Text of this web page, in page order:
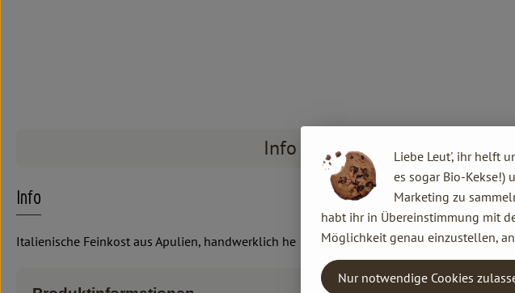
Info
Info
Italienische Feinkost aus Apulien, handwerklich he
Liebe Leut', ihr helft
es sogar Bio-Kekse!)
Marketing zu
habt ihr in Übereinstimmung mit
Möglichkeit genau einzustellen,
Nur notwendige Cookies